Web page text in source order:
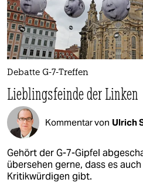
Debatte G-7-Treffen
Lieblingsfeinde der Linken
Kommentar von Ulrich
Gehört der G-7-Gipfel
übersehen gerne, dass es
Kritikwürdigen gibt.